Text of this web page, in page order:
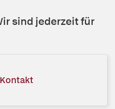
sind jederzeit für
Kontakt